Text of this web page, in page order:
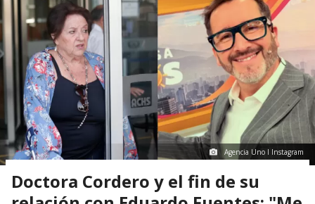
Agencia Uno I Instagram
Doctora Cordero y el fin de su